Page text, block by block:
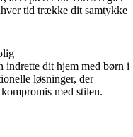
tid trække dit samtykke
indrette dit hjem med børn i
løsninger, der
med stilen.